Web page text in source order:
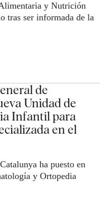
y Nutrición
tras ser informada de la
de
Unidad de
Infantil para
en el
ha puesto en
y Ortopedia